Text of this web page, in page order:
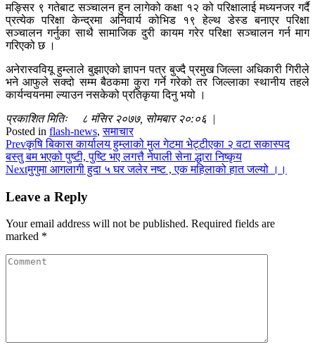
मङ्सिर ९ गतेबाट सञ्चालन हुन लागेको कक्षा १२ को परिक्षालाई मध्यनजर गर्दै
प्रत्येक परिक्षा केन्द्रमा अनिवार्य कोभिड १९ हेल्थ डेस्ड बनाएर परिक्षा
सञ्चालन गर्नुका साथै सामाजिक दुरी कायम गरेर परिक्षा सञ्चालन गर्न माग
गरिएको छ ।
अनेरास्ववियू हुम्लाले बुझाएको ज्ञापन पत्र बुज्दै प्रमुख जिल्ला अधिकारी गिरीले
भने आफुले सक्दो सम्म बैठकमा कुरा गर्ने गरेको तर जिल्लाका स्थानीय तहले
कार्यन्वयनमा ल्याउन नसकेको प्रतिकृया दिनु भयो ।
प्रकाशित मितिः ८ मंसिर २०७७, सोमबार २०:०६ |
Posted in flash-news,समाचार
Prevकृषि बिकास कार्यालय हुम्लाको मुल गेटमा भेट्टीएका २ वटा स‌कास्पद
बस्तु बम भएको पुष्टी, पुष्टि भए लगत्तै नेपाली सेना द्धारा निष्कृय
Nextमुगुमा आगलागी हुदा ५ घर जलेर नष्ट , एक महिलाको हात जल्यो ।।
Leave a Reply
Your email address will not be published. Required fields are
marked *